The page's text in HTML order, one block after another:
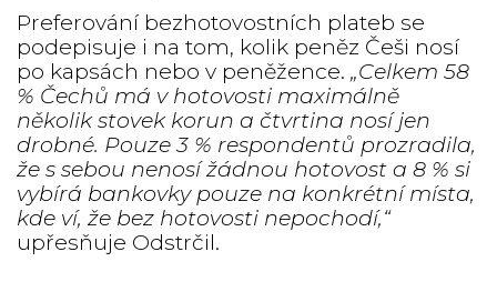
Preferování bezhotovostních plateb se
podepisuje i na tom, kolik peněz Češi nosí
po kapsách nebo v peněžence.„Celkem 58
% Čechů má v hotovosti maximálně
několik stovek korun a čtvrtina nosí jen
drobné. Pouze 3 % respondentů prozradila,
že s sebou nenosí žádnou hotovost a 8 % si
vybírá bankovky pouze na konkrétní místa,
kde ví, že bez hotovosti nepochodí,“
upřesňuje Odstrčil.